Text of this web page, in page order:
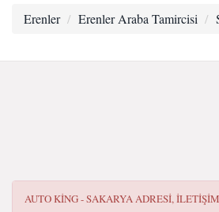
Erenler Erenler Araba Tamircisi
AUTO KING - SAKARYAADRESI,